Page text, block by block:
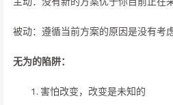
被动：遵循当前方案的原因是没有考
无为的陷阱：
害怕改变，改变是未知的